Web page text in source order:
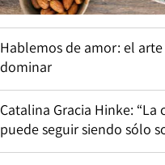
Hablemos de amor: el
dominar
Catalina Gracia Hinke:
puede seguir siendo sólo